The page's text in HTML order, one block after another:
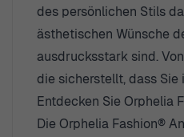
des persönlichen Stils
ästhetischen Wünsche
ausdrucksstark sind.
die sicherstellt, dass Sie
Entdecken Sie Orphelia
Die Orphelia Fashion®